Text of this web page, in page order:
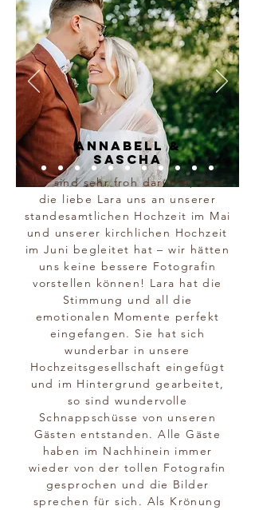
Annabell &
Sascha
Wir sind sehr froh darüber, dass
die liebe Lara uns an unserer
standesamtlichen Hochzeit im Mai
und unserer kirchlichen Hochzeit
im Juni begleitet hat – wir hätten
uns keine bessere Fotografin
vorstellen können! Lara hat die
Stimmung und all die
emotionalen Momente perfekt
eingefangen. Sie hat sich
wunderbar in unsere
Hochzeitsgesellschaft eingefügt
und im Hintergrund gearbeitet,
so sind wundervolle
Schnappschüsse von unseren
Gästen entstanden. Alle Gäste
haben im Nachhinein immer
wieder von der tollen Fotografin
gesprochen und die Bilder
sprechen für sich. Als Krönung